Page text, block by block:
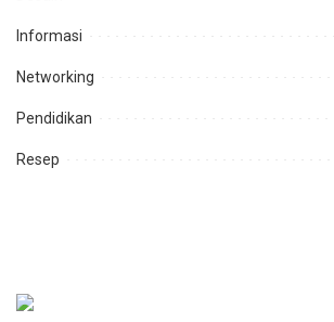
Informasi
Networking
Pendidikan
Resep